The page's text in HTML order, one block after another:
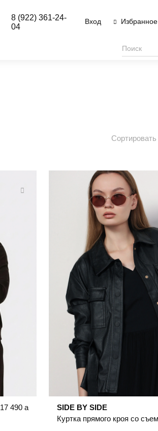
Вход Избранное
8 (922) 361-24-
04
Сортировать
17 490 a
SIDE BY SIDE